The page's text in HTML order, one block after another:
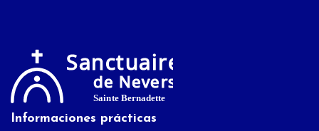
Informaciones prácticas